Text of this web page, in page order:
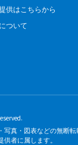
供はこちらから
ついて
写真・図表などの無断
者に属します。